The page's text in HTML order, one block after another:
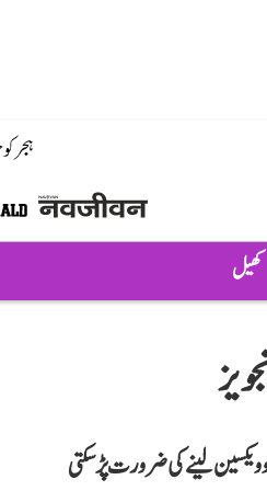
ہجر
کھیل
لینے کی ضرورت پڑ سکتی